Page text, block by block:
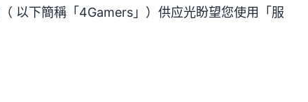
以下簡稱「4Gamers」）供应光盼望您使用「服